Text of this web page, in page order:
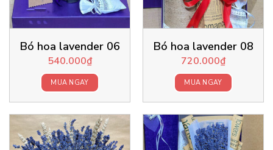
Bó hoa lavender 06
540.000₫
MUA NGAY
Bó hoa lavender 08
720.000₫
MUA NGAY